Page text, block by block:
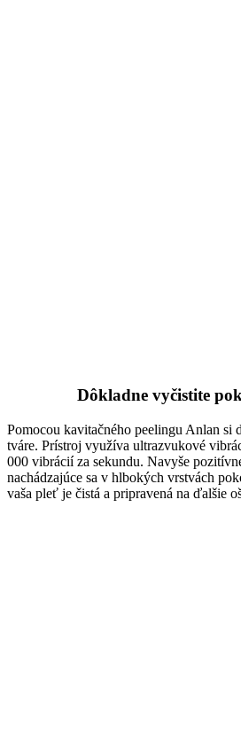
Dôkladne vyčistite
Pomocou kavitačného peelingu Anlan si
tváre. Prístroj využíva ultrazvukové
000 vibrácií za sekundu. Navyše
nachádzajúce sa v hlbokých vrstvách
vaša pleť je čistá a pripravená na ďalšie